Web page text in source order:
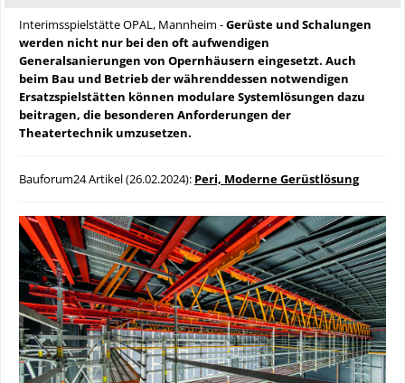
Interimsspielstätte OPAL, Mannheim -Gerüste und Schalungen
werden nicht nur bei den oft aufwendigen
Generalsanierungen von Opernhäusern eingesetzt. Auch
beim Bau und Betrieb der währenddessen notwendigen
Ersatzspielstätten können modulare Systemlösungen dazu
beitragen, die besonderen Anforderungen der
Theatertechnik umzusetzen.
Bauforum24 Artikel (26.02.2024): Peri, Moderne Gerüstlösung